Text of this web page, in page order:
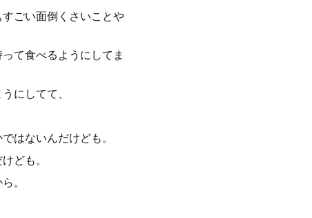
ごい面倒くさいことや
て食べるようにしてま
にしてて、
はないんだけども。
ども。
。